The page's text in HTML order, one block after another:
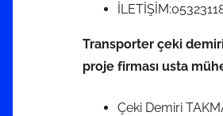
Transporter çeki
proje firması usta
Çeki Demiri